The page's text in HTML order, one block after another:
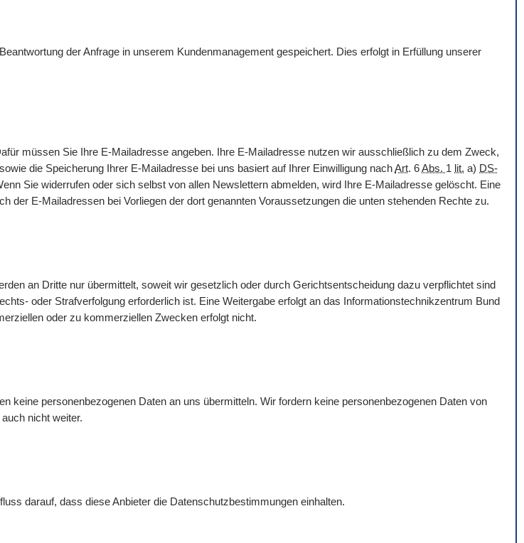
der Anfrage in unserem Kundenmanagement gespeichert. Dies erfolgt in Erfüllung unserer
müssen Sie Ihre E-Mailadresse angeben. Ihre E-Mailadresse nutzen wir ausschließlich zu dem Zweck,
die Speicherung Ihrer E-Mailadresse bei uns basiert auf Ihrer Einwilligung nachArt. 6Abs. 1 lit. a) DS-
Sie widerrufen oder sich selbst von allen Newslettern abmelden, wird Ihre E-Mailadresse gelöscht. Eine
der E-Mailadressen bei Vorliegen der dort genannten Voraussetzungen die unten stehenden Rechte zu.
an Dritte nur übermittelt, soweit wir gesetzlich oder durch Gerichtsentscheidung dazu verpflichtet sind
oder Strafverfolgung erforderlich ist. Eine Weitergabe erfolgt an das Informationstechnikzentrum Bund
oder zu kommerziellen Zwecken erfolgt nicht.
keine personenbezogenen Daten an uns übermitteln. Wir fordern keine personenbezogenen Daten von
nicht weiter.
darauf, dass diese Anbieter die Datenschutzbestimmungen einhalten.